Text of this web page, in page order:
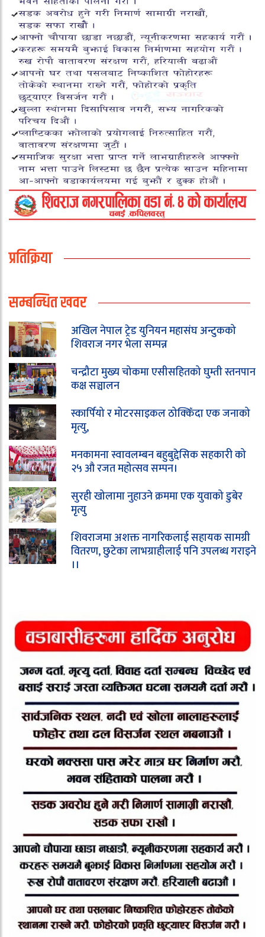
प्रतिक्रिया
सम्बन्धित खवर
अखिल नेपाल ट्रेड युनियन महासंघ अन्टुकको
शिवराज नगर भेला सम्पन्न
चन्द्रौटा मुख्य चोकमा एसीसहितको घुम्ती स्तनपान
कक्ष सञ्चालन
स्कार्पियो र मोटरसाइकल ठोक्किँदा एक जनाको
मृत्यु,
मनकामना स्वावलम्बन बहुबुद्देसिक सहकारी को
२५ औ रजत महोत्सव सम्पन।
सुरही खोलामा नुहाउने क्रममा एक युवाको डुबेर
मृत्यु
शिवराजमा अशक्त नागरिकलाई सहायक सामग्री
वितरण, छुटेका लाभग्राहीलाई पनि उपलब्ध गराइने
।।